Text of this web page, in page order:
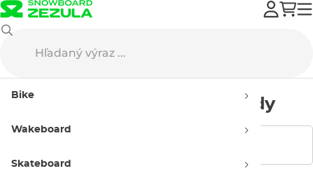
Bike
Wakeboard
Skateboard
Tiahla na detské snowboardy